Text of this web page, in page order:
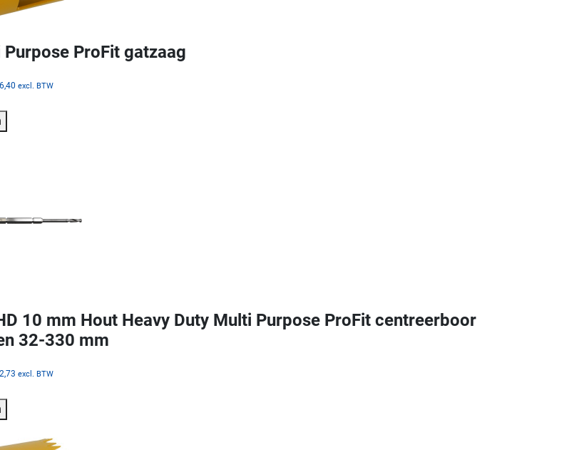
ProFit gatzaag
excl. BTW
10 mm Hout Heavy Duty Multi Purpose ProFit centreerboor
32-330 mm
excl. BTW